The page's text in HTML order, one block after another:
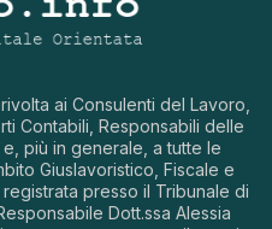
ai Consulenti del Lavoro,
Contabili, Responsabili delle
più in generale, a tutte le
Giuslavoristico, Fiscale e
presso il Tribunale di
Dott.ssa Alessia